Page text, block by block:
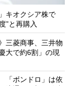
キオクシア株で
”と再購入
三菱商事、三井物
大で約6割」の現
「ボンドロ」は依